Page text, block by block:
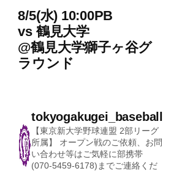
8/5(水) 10:00PB
vs鶴見大学
@鶴見大学獅子ヶ谷グ
ラウンド
tokyogakugei_baseball
【東京新大学野球連盟 2部リーグ
所属】
オープン戦のご依頼、お問
い合わせ等はご気軽に部携帯
(070-5459-6178)までご連絡くだ